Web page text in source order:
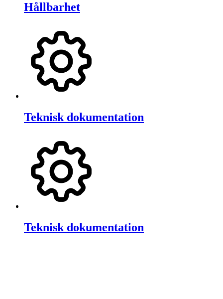
Hållbarhet
Teknisk dokumentation
Teknisk dokumentation